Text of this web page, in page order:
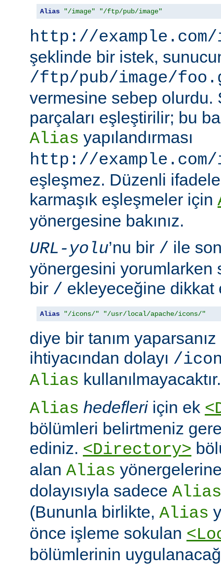
Alias "/image" "/ftp/pub/image"
http://
şeklinde bir istek,
/ftp/pub/image/
vermesine sebep olurdu.
parçaları eşleştirilir; bu
Alias yapılandırması
http://
eşleşmez. Düzenli
karmaşık eşleşmeler için
yönergesine bakınız.
URL-yolu’nu bir / ile
yönergesini yorumlarken
bir / ekleyeceğine dikkat
Alias "/icons/" "/usr/local/apache/icons/"
diye bir tanım
ihtiyacından dolayı /
Alias kullanılmayacaktır.
Alias hedefleriiçin ek
bölümleri belirtmeniz
ediniz. <Directory>
alan Alias
dolayısıyla sadece Alias
(Bununla birlikte, Alias
önce işleme sokulan
bölümlerinin